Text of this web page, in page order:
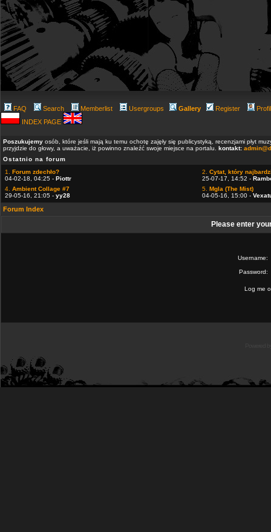
FAQ Search Memberlist Usergroups Gallery Register
INDEX PAGE
Poszukujemy osób, które jeśli mają ku temu ochotę zajęły się publicystyką, recenzjami płyt
przyjdzie do głowy, a uważacie, iż powinno znaleźć swoje miejsce na portalu. kontakt:
Ostatnio na forum
1. Forum zdechło?
04-02-18, 04:25 - Piottr
2. Cytat, który
25-07-17, 14:52 -
4. Ambient Collage #7
29-05-16, 21:05 - yy28
5. Mgla (The Mist)
04-05-16, 15:00 -
Forum Index
Please enter
Username:
Password:
Log me